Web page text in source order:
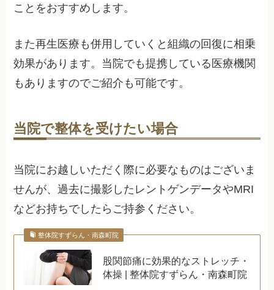
ことをおすすめします。
また再生医療も併用していくと組織の回復に相乗
効果があります。当院でも提携している医療機関
もありますのでご紹介も可能です。
当院で整体を受けたい場合
当院にお越しいただく際に必要なものはございま
せんが、過去に撮影したレントゲンデータやMRI
などお持ちでしたらご持参ください。
整体院すずらん・南森町院
股関節痛に効果的なストレッチ・
体操 | 整体院すずらん・南森町院